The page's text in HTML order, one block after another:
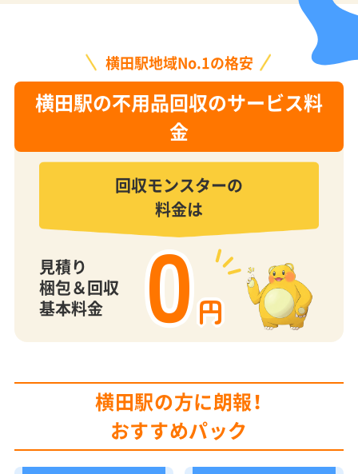
横田駅地域No.1の格安
横田駅の不用品回収のサービス料
金
回収モンスターの
料金は
見積り
梱包＆回収
基本料金
0円
横田駅の方に朗報！
おすすめパック